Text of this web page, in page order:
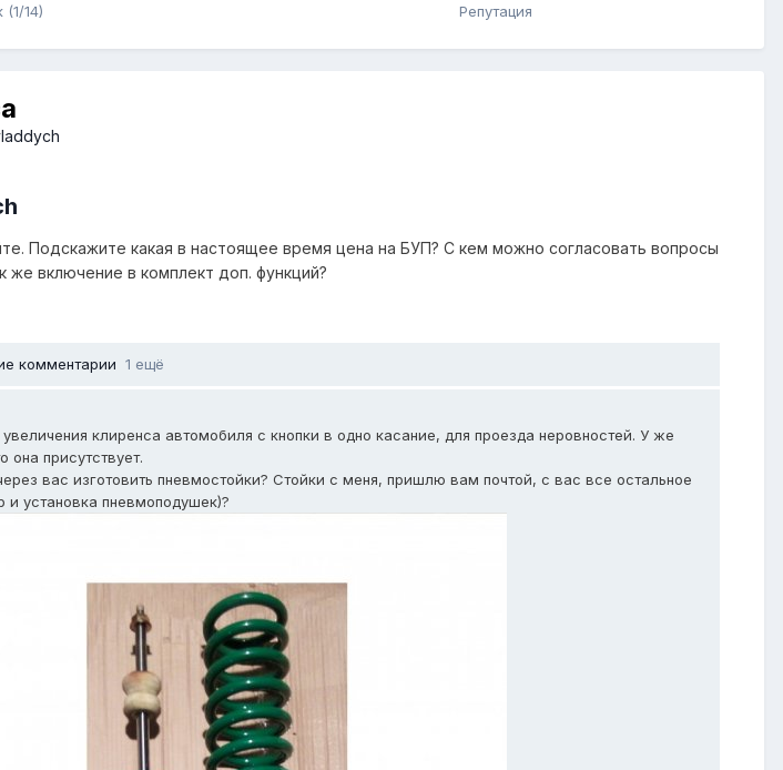
(1/14) Репутация
Подскажите какая в настоящее время цена на БУП? С кем можно согласовать вопросы
же включение в комплект доп. функций?
комментарии 1 ещё
клиренса автомобиля с кнопки в одно касание, для проезда неровностей. У же
она присутствует.
вас изготовить пневмостойки? Стойки с меня, пришлю вам почтой, с вас все остальное
и установка пневмоподушек)?